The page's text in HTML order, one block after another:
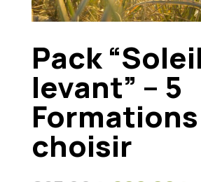
Pack “Soleil
levant” – 5
Formations
choisir